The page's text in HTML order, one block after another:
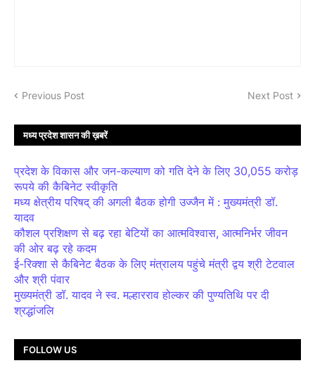
Previous Post Next Post
मध्य प्रदेश शासन की ख़बरें
प्रदेश के विकास और जन-कल्याण को गति देने के लिए 30,055 करोड़
रूपये की कैबिनेट स्वीकृति
मध्य क्षेत्रीय परिषद् की अगली बैठक होगी उज्जैन में : मुख्यमंत्री डॉ.
यादव
कौशल प्रशिक्षण से बढ़ रहा बेटियों का आत्मविश्वास, आत्मनिर्भर जीवन
की ओर बढ़ रहे कदम
ई-रिक्शा से कैबिनेट बैठक के लिए मंत्रालय पहुंचे मंत्री द्वय श्री टेटवाल
और श्री पंवार
मुख्यमंत्री डॉ. यादव ने स्व. मल्हारराव होल्कर की पुण्यतिथि पर दी
श्रद्धांजलि
FOLLOW US